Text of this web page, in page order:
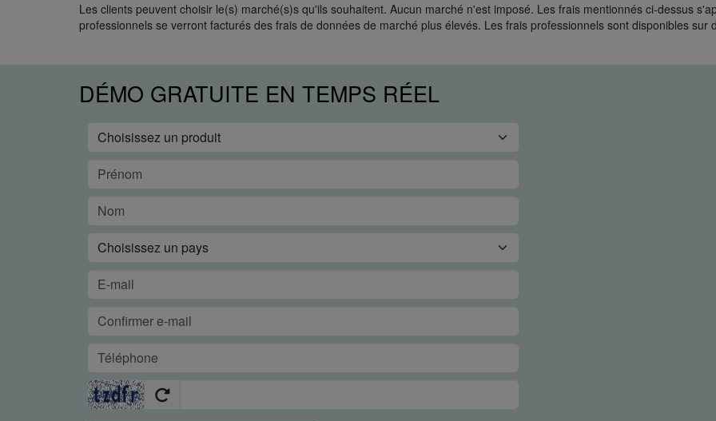
Les clients peuvent choisir le(s) marché(s)s qu'ils souhaitent. Aucun marché n'est imposé. Les frais mentionnés ci-dessus
professionnels se verront facturés des frais de données de marché plus élevés. Les frais professionnels sont disponibles sur
DÉMO GRATUITE EN TEMPS RÉEL